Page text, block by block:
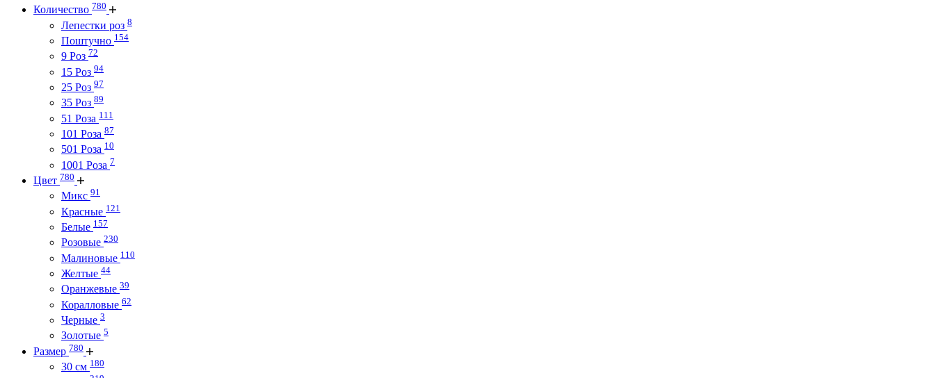
Количество 780
Лепестки роз 8
Поштучно 154
9 Роз 72
15 Роз 94
25 Роз 97
35 Роз 89
51 Роза 111
101 Роза 87
501 Роза 10
1001 Роза 7
Цвет 780
Микс 91
Красные 121
Белые 157
Розовые 230
Малиновые 110
Желтые 44
Оранжевые 39
Коралловые 62
Черные 3
Золотые 5
Размер 780
30 см 180